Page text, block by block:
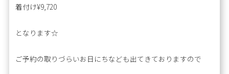
着付け¥9,720
となります☆
ご予約の取りづらいお日にちなども出てきておりますので